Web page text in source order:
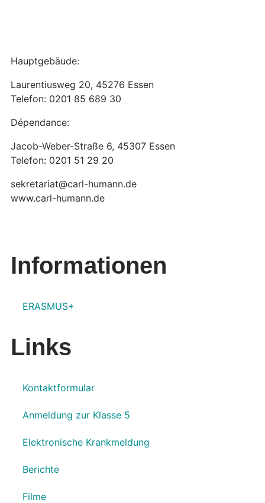
Hauptgebäude:
Laurentiusweg 20, 45276 Essen
Telefon: 0201 85 689 30
Dépendance:
Jacob-Weber-Straße 6, 45307 Essen
Telefon: 0201 51 29 20
sekretariat@carl-humann.de
www.carl-humann.de
Informationen
ERASMUS+
Links
Kontaktformular
Anmeldung zur Klasse 5
Elektronische Krankmeldung
Berichte
Filme